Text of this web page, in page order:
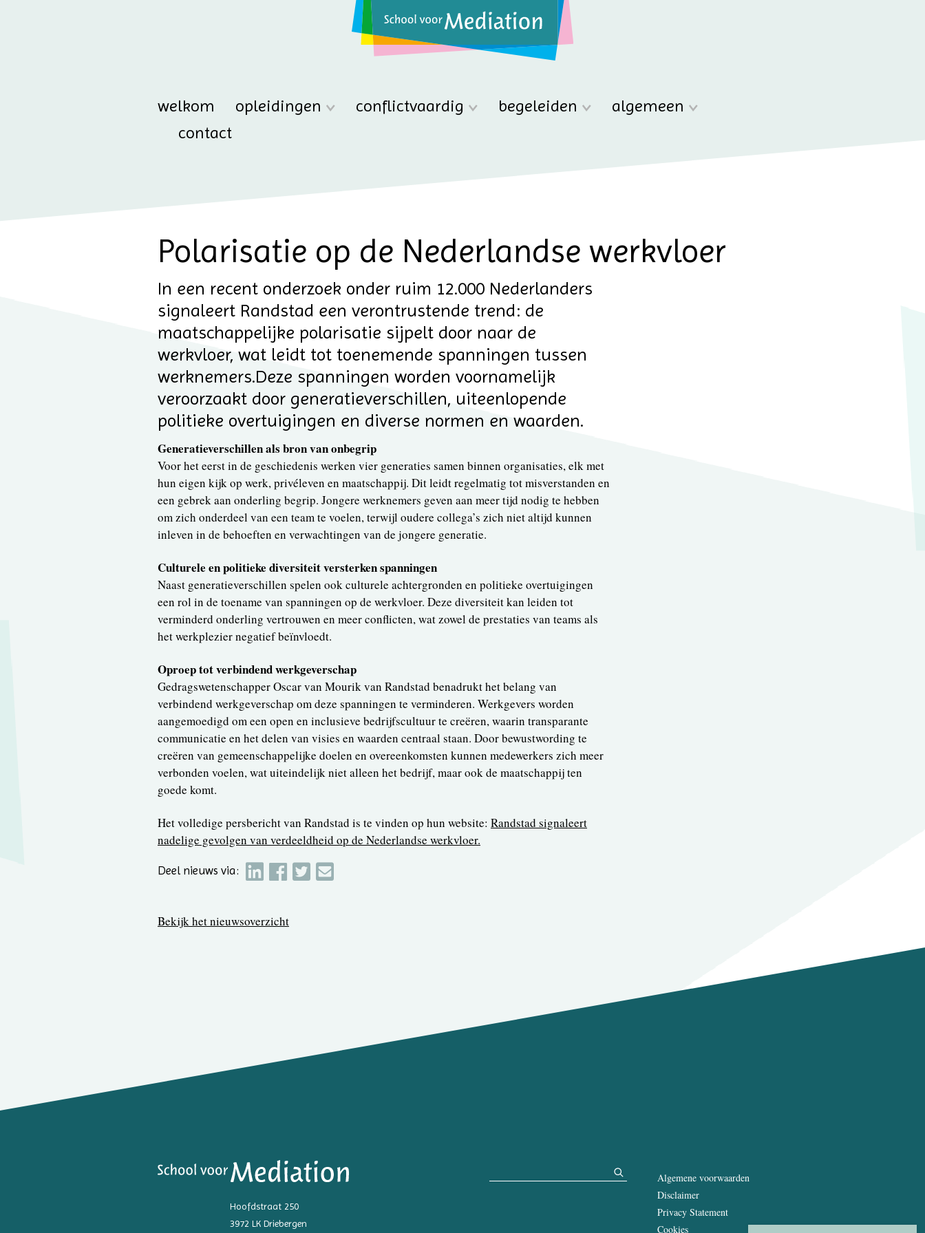
welkom opleidingen conflictvaardig begeleiden
algemeen
contact
Polarisatie op de Nederlandse werkvloer
In een recent onderzoek onder ruim 12.000 Nederlanders
signaleert Randstad een verontrustende trend: de
maatschappelijke polarisatie sijpelt door naar de
werkvloer, wat leidt tot toenemende spanningen tussen
werknemers.Deze spanningen worden voornamelijk
veroorzaakt door generatieverschillen, uiteenlopende
politieke overtuigingen en diverse normen en waarden.
Generatieverschillen als bron van onbegrip
Voor het eerst in de geschiedenis werken vier generaties samen binnen organisaties, elk met
hun eigen kijk op werk, privéleven en maatschappij. Dit leidt regelmatig tot misverstanden en
een gebrek aan onderling begrip. Jongere werknemers geven aan meer tijd nodig te hebben
om zich onderdeel van een team te voelen, terwijl oudere collega’s zich niet altijd kunnen
inleven in de behoeften en verwachtingen van de jongere generatie.
Culturele en politieke diversiteit versterken spanningen
Naast generatieverschillen spelen ook culturele achtergronden en politieke overtuigingen
een rol in de toename van spanningen op de werkvloer. Deze diversiteit kan leiden tot
verminderd onderling vertrouwen en meer conflicten, wat zowel de prestaties van teams als
het werkplezier negatief beïnvloedt.
Oproep tot verbindend werkgeverschap
Gedragswetenschapper Oscar van Mourik van Randstad benadrukt het belang van
verbindend werkgeverschap om deze spanningen te verminderen. Werkgevers worden
aangemoedigd om een open en inclusieve bedrijfscultuur te creëren, waarin transparante
communicatie en het delen van visies en waarden centraal staan. Door bewustwording te
creëren van gemeenschappelijke doelen en overeenkomsten kunnen medewerkers zich meer
verbonden voelen, wat uiteindelijk niet alleen het bedrijf, maar ook de maatschappij ten
goede komt.
Het volledige persbericht van Randstad is te vinden op hun website: Randstad signaleert
nadelige gevolgen van verdeeldheid op de Nederlandse werkvloer.
Deel nieuws via:
Bekijk het nieuwsoverzicht
Hoofdstraat 250
3972 LK Driebergen
Algemene voorwaarden
Disclaimer
Privacy Statement
Cookies